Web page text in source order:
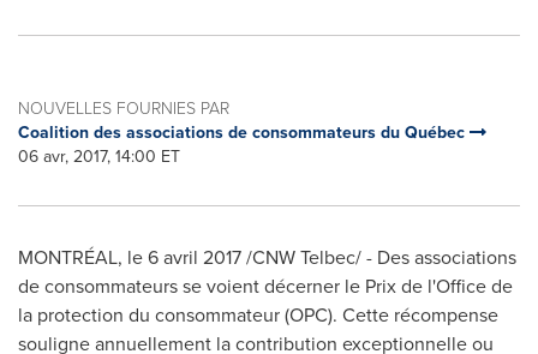
NOUVELLES FOURNIES PAR
Coalition des associations de consommateurs du Québec
06 avr, 2017, 14:00 ET
MONTRÉAL, le 6 avril 2017 /CNW Telbec/ - Des associations
de consommateurs se voient décerner le Prix de l'Office de
la protection du consommateur (OPC). Cette récompense
souligne annuellement la contribution exceptionnelle ou